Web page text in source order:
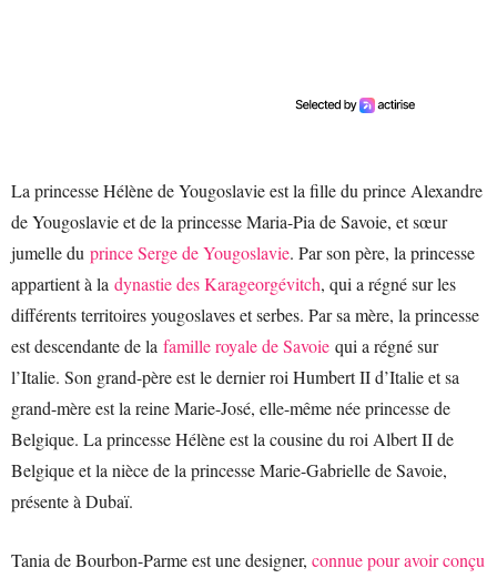
La princesse Hélène de Yougoslavie est la fille du prince Alexandre
de Yougoslavie et de la princesse Maria-Pia de Savoie, et sœur
jumelle du prince Serge de Yougoslavie. Par son père, la princesse
appartient à la dynastie des Karageorgévitch, qui a régné sur les
différents territoires yougoslaves et serbes. Par sa mère, la princesse
est descendante de la famille royale de Savoie qui a régné sur
l’Italie. Son grand-père est le dernier roi Humbert II d’Italie et sa
grand-mère est la reine Marie-José, elle-même née princesse de
Belgique. La princesse Hélène est la cousine du roi Albert II de
Belgique et la nièce de la princesse Marie-Gabrielle de Savoie,
présente à Dubaï.
Tania de Bourbon-Parme est une designer, connue pour avoir conçu